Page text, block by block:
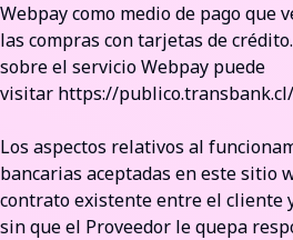
Webpay como medio de pago que
las compras con tarjetas de
sobre el servicio Webpay puede
visitar https://publico.transbank.cl/
Los aspectos relativos al
bancarias aceptadas en este sitio
contrato existente entre el cliente
sin que el Proveedor le quepa